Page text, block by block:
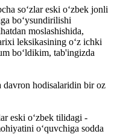
so‘zlar eski o‘zbek jonli
bo‘ysundirilishi
moslashishida,
leksikasining o‘z ichki
bo‘ldikim, tab'ingizda
davron hodisalaridin bir oz
eski o‘zbek tilidagi -
o‘quvchiga sodda